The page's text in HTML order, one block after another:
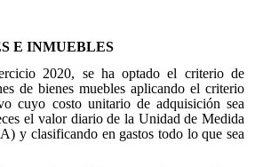
E INMUEBLES
2020, se ha optado el criterio de
de bienes muebles aplicando el criterio
cuyo costo unitario de adquisición sea
el valor diario de la Unidad de Medida
y clasificando en gastos todo lo que sea